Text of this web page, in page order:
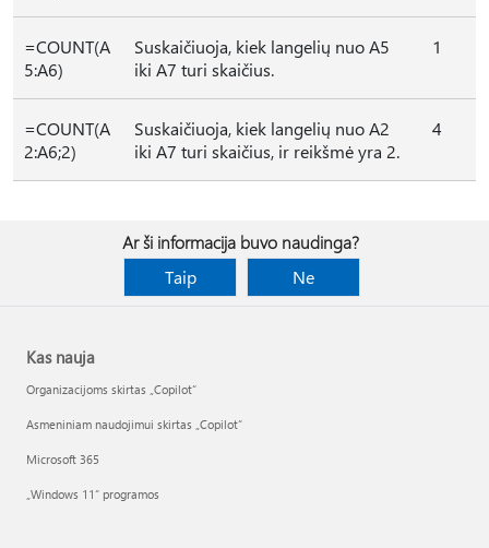
=COUNT(A
5:A6)
Suskaičiuoja, kiek langelių nuo A5
iki A7 turi skaičius.
1
=COUNT(A
2:A6;2)
Suskaičiuoja, kiek langelių nuo A2
iki A7 turi skaičius, ir reikšmė yra 2.
4
Ar ši informacija buvo naudinga?
Taip
Ne
Kas nauja
Organizacijoms skirtas „Copilot“
Asmeniniam naudojimui skirtas „Copilot“
Microsoft 365
„Windows 11“ programos